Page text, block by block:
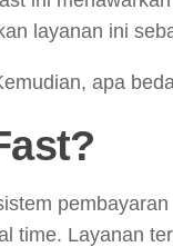
layanan ini
apa
time. Layanan